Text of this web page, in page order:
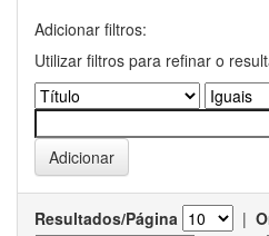
Adicionar filtros:
Utilizar filtros para refinar o
Resultados/Página |